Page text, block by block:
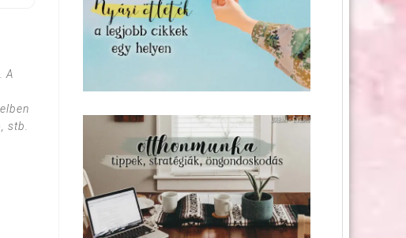
A
stb.